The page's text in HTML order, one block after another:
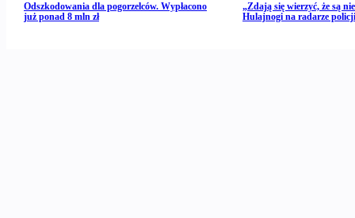
Odszkodowania dla pogorzelców. Wypłacono
już ponad 8 mln zł
„Zdają się wierzyć, że są
Hulajnogi na radarze policji